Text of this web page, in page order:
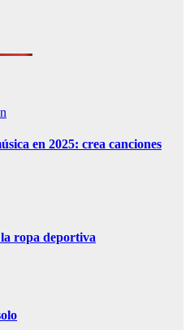
en 2025: crea canciones
ropa deportiva